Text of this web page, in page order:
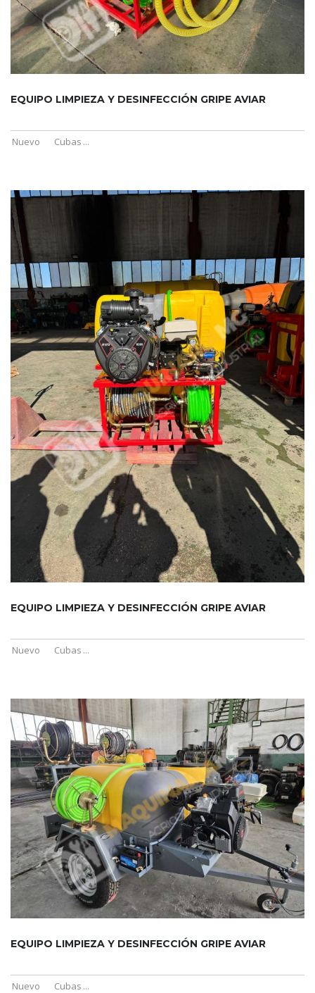
EQUIPO LIMPIEZA Y DESINFECCIÓN GRIPE AVIAR
Nuevo Cubas ...
EQUIPO LIMPIEZA Y DESINFECCIÓN GRIPE AVIAR
Nuevo Cubas ...
EQUIPO LIMPIEZA Y DESINFECCIÓN GRIPE AVIAR
Nuevo Cubas ...